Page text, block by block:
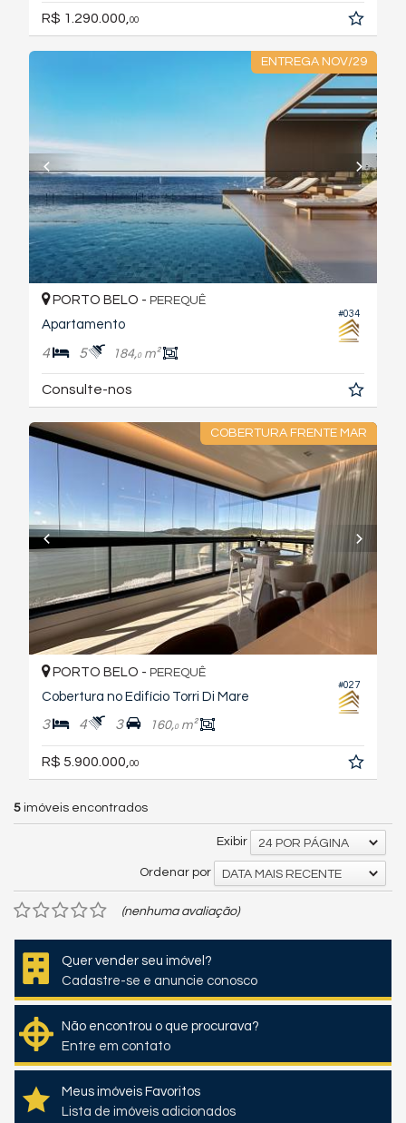
R$ 1.290.000, 00
ENTREGA NOV/29
#034
PORTO BELO - PEREQUÊ
Apartamento
4 5 184,0m²
Consulte-nos
COBERTURA FRENTE MAR
#027
PORTO BELO - PEREQUÊ
Cobertura no Edifício Torri Di Mare
3 4 3 160,0m²
R$ 5.900.000, 00
5 imóveis encontrados
Exibir 24 POR PÁGINA
Ordenar por DATA MAIS RECENTE
(nenhuma avaliação)
Quer vender seu imóvel?
Cadastre-se e anuncie conosco
Não encontrou o que procurava?
Entre em contato
Meus imóveis Favoritos
Lista de imóveis adicionados